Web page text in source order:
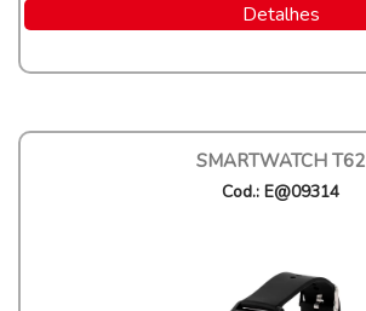
Detalhes
SMARTWATCH T62
Cod.: E@09314